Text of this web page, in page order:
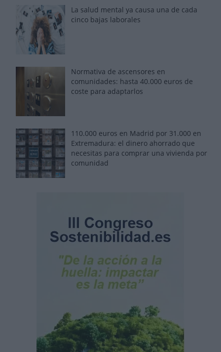
La salud mental ya causa una de cada
cinco bajas laborales
Normativa de ascensores en
comunidades: hasta 40.000 euros de
coste para adaptarlos
110.000 euros en Madrid por 31.000 en
Extremadura: el dinero ahorrado que
necesitas para comprar una vivienda por
comunidad